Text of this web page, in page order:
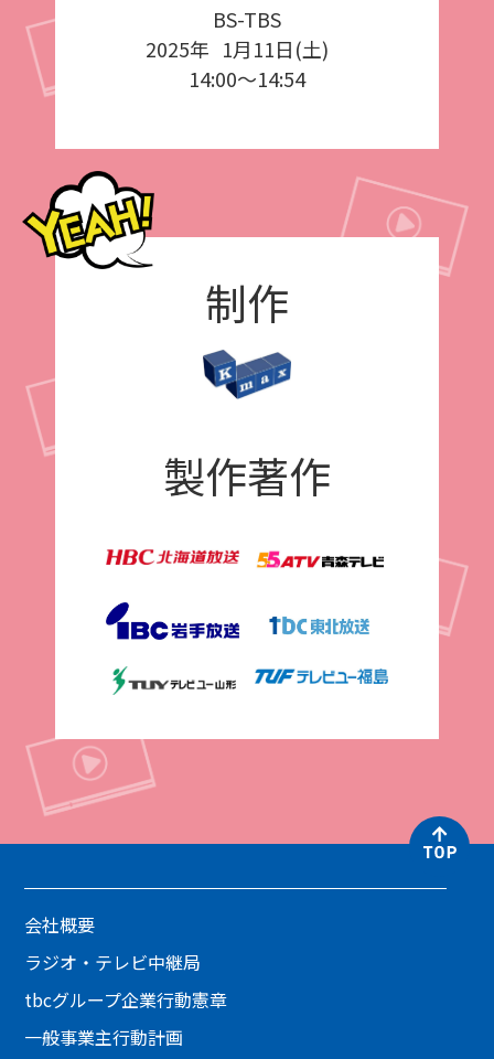
BS-TBS
2025年 1月11日(土)
14:00～14:54
制作
製作著作
会社概要
ラジオ・テレビ中継局
tbcグループ企業行動憲章
一般事業主行動計画